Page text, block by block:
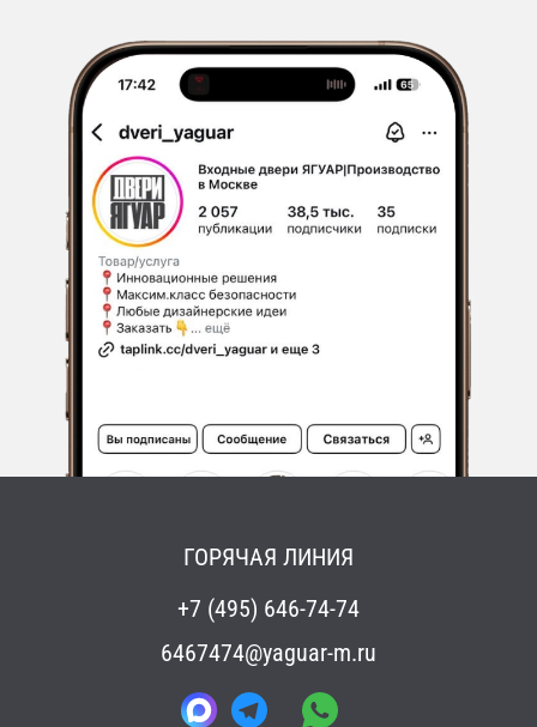
ГОРЯЧАЯ ЛИНИЯ
+7 (495) 646-74-74
6467474@yaguar-m.ru